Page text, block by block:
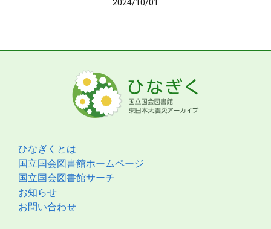
2024/10/01
ひなぎくとは
国立国会図書館ホームページ
国立国会図書館サーチ
お知らせ
お問い合わせ